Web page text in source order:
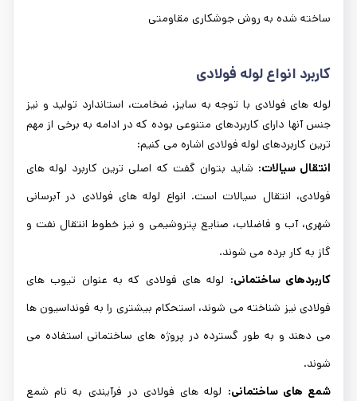
ساخته شده به روش جوشکاری مقاومتی
کاربرد انواع لوله فولادی
لوله های فولادی با توجه به سایز، ضخامت، استاندارد تولید و نیز
جنس آنها دارای کاربردهای متنوعی بوده که در ادامه به برخی از مهم
ترین کاربردهای لوله فولادی اشاره می کنیم:
انتقال سیالات: شاید بتوان گفت که اصلی ترین کاربرد لوله های
فولادی، انتقال سیالات است. انواع لوله های فولادی در آبرسانی
شهری، آب و فاضلاب، صنایع پتروشیمی و نیز خطوط انتقال نفت و
گاز به کار برده می شوند.
کاربردهای ساختمانی: لوله های فولادی که به عنوان تیوب های
فولادی نیز شناخته می شوند، استحکام بیشتری را به فونداسیون ها
می دهند و به طور گسترده در پروژه های ساختمانی استفاده می
شوند.
شمع های ساختمانی: لوله های فولادی در فرآیندی به نام شمع